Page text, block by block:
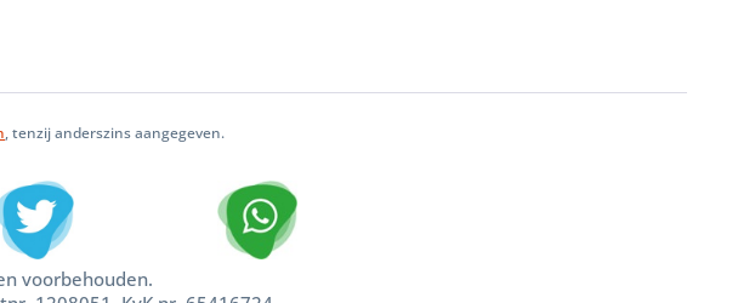
, tenzij anderszins aangegeven.
voorbehouden.